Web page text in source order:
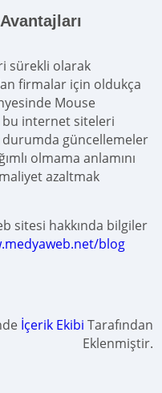
sürekli olarak
firmalar için oldukça
Mouse
bu internet siteleri
güncellemeler
olmama anlamını
azaltmak
sitesi hakkında bilgiler
blog
İçerik Ekibi Tarafından
Eklenmiştir.